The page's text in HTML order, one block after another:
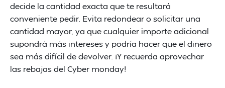
decide la cantidad exacta que te resultará
conveniente pedir. Evita redondear o solicitar una
cantidad mayor, ya que cualquier importe adicional
supondrá más intereses y podría hacer que el dinero
sea más difícil de devolver. ¡Y recuerda aprovechar
las rebajas del Cyber monday!